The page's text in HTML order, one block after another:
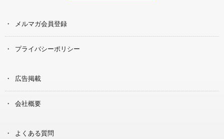
メルマガ会員登録
プライバシーポリシー
広告掲載
会社概要
よくある質問